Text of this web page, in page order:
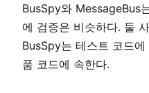
BusSpy와 MessageBus
에 검증은 비슷하다. 둘
BusSpy는 테스트 코드
품 코드에 속한다.